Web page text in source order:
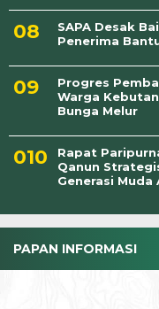
SAPA Desak
Penerima
Progres
Warga
Bunga Melur
Rapat
Qanun
Generasi Muda
PAPAN INFORMASI